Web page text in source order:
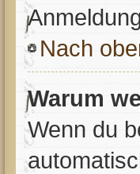
Nach
Warum
Wenn du